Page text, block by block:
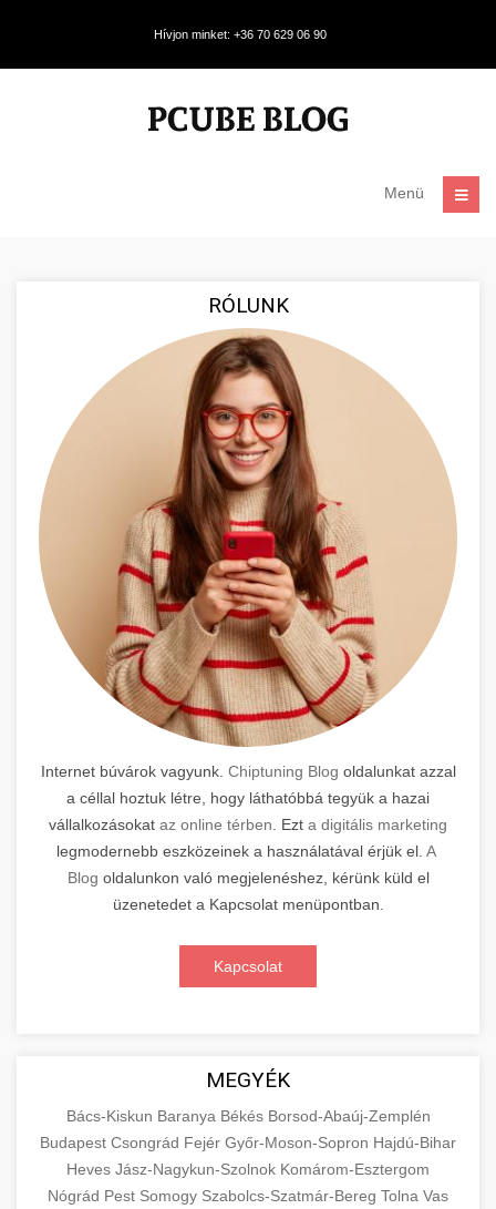
Hívjon minket: +36 70 629 06 90
Menü
RÓLUNK
Internet búvárok vagyunk. Chiptuning Blog oldalunkat azzal
a céllal hoztuk létre, hogy láthatóbbá tegyük a hazai
vállalkozásokat az online térben . Ezt a digitális marketing
legmodernebb eszközeinek a használatával érjük el. A
Blog oldalunkon való megjelenéshez, kérünk küld el
üzenetedet a Kapcsolat menüpontban.
Kapcsolat
MEGYÉK
Bács-Kiskun Baranya Békés Borsod-Abaúj-Zemplén
Budapest Csongrád Fejér Győr-Moson-Sopron Hajdú-Bihar
Heves Jász-Nagykun-Szolnok Komárom-Esztergom
Nógrád Pest Somogy Szabolcs-Szatmár-Bereg Tolna Vas